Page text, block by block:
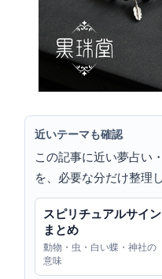
近いテーマも確認
この記事に近い夢占い
を、必要な分だけ整理
スピリチュアルサイン
まとめ
動物・虫・白い蝶・神社の
意味